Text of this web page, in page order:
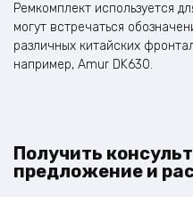
Ремкомплект используется
могут встречаться
различных китайских
например, Amur DK630.
Получить
предложение и